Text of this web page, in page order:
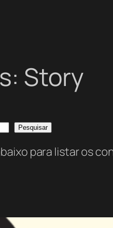
Story
Pesquisar
para listar os